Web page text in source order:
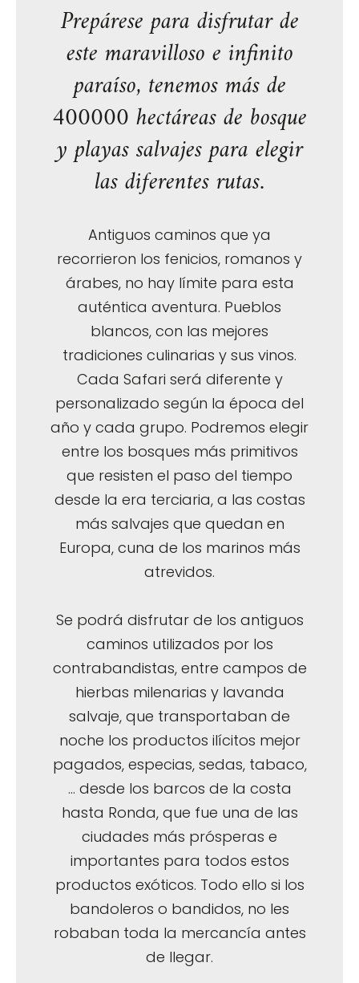
Prepárese para disfrutar de
este maravilloso e infinito
paraíso, tenemos más de
400000 hectáreas de bosque
y playas salvajes para elegir
las diferentes rutas.
Antiguos caminos que ya
recorrieron los fenicios, romanos y
árabes, no hay límite para esta
auténtica aventura. Pueblos
blancos, con las mejores
tradiciones culinarias y sus vinos.
Cada Safari será diferente y
personalizado según la época del
año y cada grupo. Podremos elegir
entre los bosques más primitivos
que resisten el paso del tiempo
desde la era terciaria, a las costas
más salvajes que quedan en
Europa, cuna de los marinos más
atrevidos.
Se podrá disfrutar de los antiguos
caminos utilizados por los
contrabandistas, entre campos de
hierbas milenarias y lavanda
salvaje, que transportaban de
noche los productos ilícitos mejor
pagados, especias, sedas, tabaco,
… desde los barcos de la costa
hasta Ronda, que fue una de las
ciudades más prósperas e
importantes para todos estos
productos exóticos. Todo ello si los
bandoleros o bandidos, no les
robaban toda la mercancía antes
de llegar.